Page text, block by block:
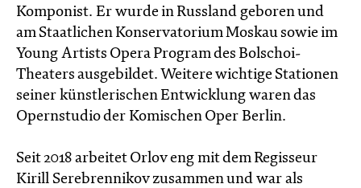
Komponist. Er wurde in Russland geboren und
am Staatlichen Konservatorium Moskau sowie im
Young Artists Opera Program des Bolschoi-
Theaters ausgebildet. Weitere wichtige Stationen
seiner künstlerischen Entwicklung waren das
Opernstudio der Komischen Oper Berlin.
Seit 2018 arbeitet Orlov eng mit dem Regisseur
Kirill Serebrennikov zusammen und war als